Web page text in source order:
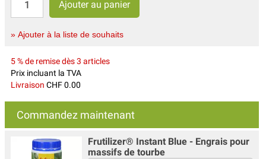
» Ajouter à la liste de souhaits
5 % de remise dès 3 articles
Prix incluant la TVA
Livraison CHF 0.00
Commandez maintenant
Frutilizer® Instant Blue - Engrais pour
massifs de tourbe